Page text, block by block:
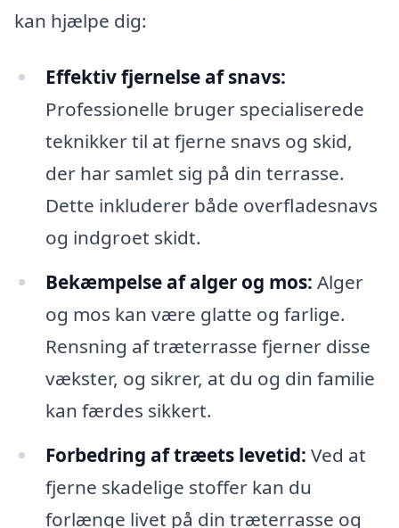
kan hjælpe dig:
Effektiv fjernelse af snavs:
Professionelle bruger specialiserede
teknikker til at fjerne snavs og skid,
der har samlet sig på din terrasse.
Dette inkluderer både overfladesnavs
og indgroet skidt.
Bekæmpelse af alger og mos: Alger
og mos kan være glatte og farlige.
Rensning af træterrasse fjerner disse
vækster, og sikrer, at du og din familie
kan færdes sikkert.
Forbedring af træets levetid: Ved at
fjerne skadelige stoffer kan du
forlænge livet på din træterrasse og